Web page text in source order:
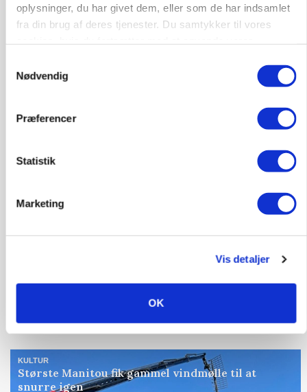
oplysninger, du har givet dem, eller som de har indsamlet
fra din brug af deres tjenester. Du samtykker til vores
Nødvendig
Præferencer
Statistik
Marketing
Vis detaljer
OK
MARKEDSFOKUS
24-årigt finansgeni
Høstpres kan sænke hvedeprisen yderligere
KULTUR
Største Manitou fik gammel vindmølle til at
snurre igen